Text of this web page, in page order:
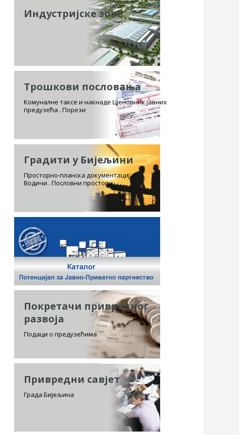
Индустријске зоне
Трошкови пословања
Комуналне таксе и накнаде Цјеновник јавних
предузећа . Порези
Градити у Бијељини
Просторно-планска документација.
Водичи . Пословни простори
Покретачи привредног
развоја
Подаци о предузећима
Привредни савјет
Града Бијељина